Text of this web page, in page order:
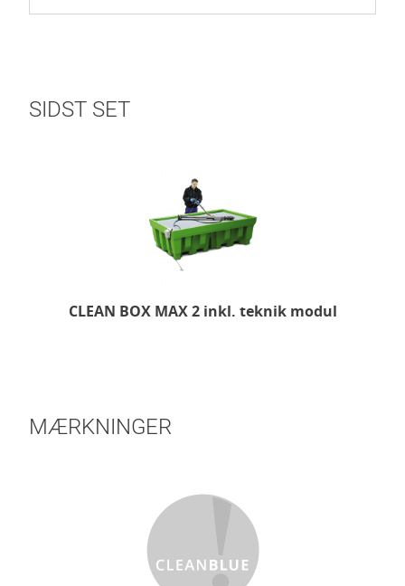
SIDST SET
CLEAN BOX MAX 2 inkl. teknik modul
MÆRKNINGER